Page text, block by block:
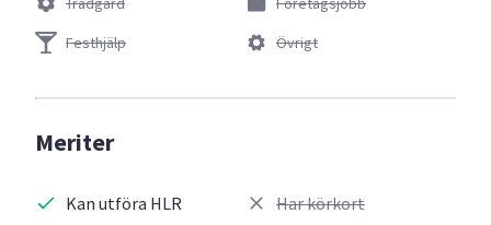
Festhjälp
Övrigt
Meriter
Kan utföra HLR Har körkort